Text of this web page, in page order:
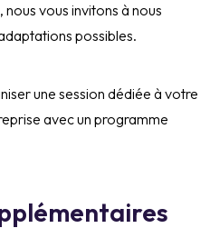
vous invitons à nous
possibles.
une session dédiée à votre
avec un programme